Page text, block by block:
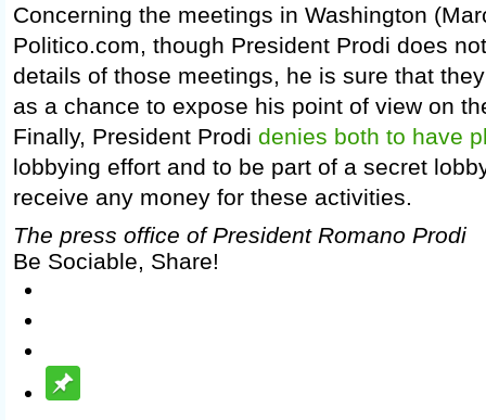
Concerning the meetings in Washington
Politico.com, though President Prodi does
details of those meetings, he is sure that
as a chance to expose his point of view on
Finally, President Prodi denies both to have
lobbying effort and to be part of a secret
receive any money for these activities.
​The press office of President Romano Prodi​
Be Sociable, Share!